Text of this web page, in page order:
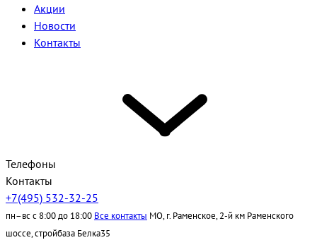
Акции
Новости
Контакты
Телефоны
Контакты
+7(495) 532-32-25
пн–вс с 8:00 до 18:00 Все контакты МО, г. Раменское, 2-й км Раменского
шоссе, стройбаза Белка35